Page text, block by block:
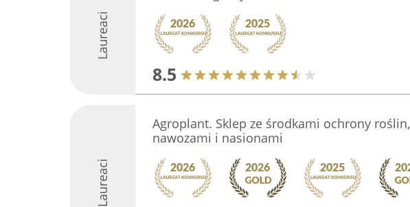
Laureaci
8.5
Laureaci
Agroplant. Sklep ze środkami ochrony roślin,
nawozami i nasionami